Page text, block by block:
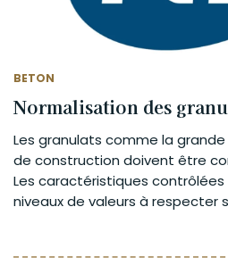
BETON
Normalisation des
Les granulats comme la
de construction doivent être
Les caractéristiques
niveaux de valeurs à respecter